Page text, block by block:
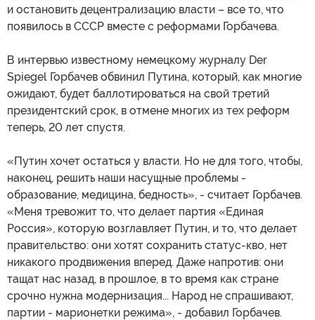
и остановить децентрализацию власти – все то, что
появилось в СССР вместе с реформами Горбачева.
В интервью известному немецкому журналу Der
Spiegel Горбачев обвинил Путина, который, как многие
ожидают, будет баллотироваться на свой третий
президентский срок, в отмене многих из тех реформ
теперь, 20 лет спустя.
«Путин хочет остаться у власти. Но не для того, чтобы,
наконец, решить наши насущные проблемы -
образование, медицина, бедность», - считает Горбачев.
«Меня тревожит то, что делает партия «Единая
Россия», которую возглавляет Путин, и то, что делает
правительство: они хотят сохранить статус-кво, нет
никакого продвижения вперед. Даже напротив: они
тащат нас назад, в прошлое, в то время как стране
срочно нужна модернизация... Народ не спрашивают,
партии - марионетки режима», - добавил Горбачев.